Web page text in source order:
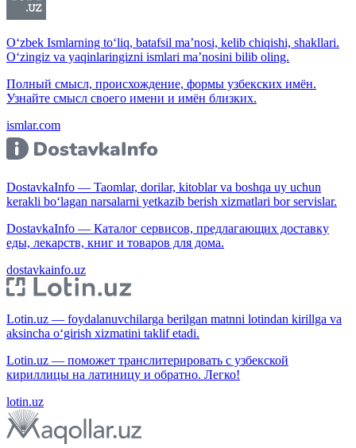
O‘zbek Ismlarning to‘liq, batafsil ma’nosi, kelib chiqishi, shakllari.
O‘zingiz va yaqinlaringizni ismlari ma’nosini bilib oling.
Полный смысл, происхождение, формы узбекских имён.
Узнайте смысл своего имени и имён близких.
ismlar.com
DostavkaInfo — Taomlar, dorilar, kitoblar va boshqa uy uchun
kerakli bo‘lagan narsalarni yetkazib berish xizmatlari bor servislar.
DostavkaInfo — Каталог сервисов, предлагающих доставку
еды, лекарств, книг и товаров для дома.
dostavkainfo.uz
Lotin.uz — foydalanuvchilarga berilgan matnni lotindan kirillga va
aksincha o‘girish xizmatini taklif etadi.
Lotin.uz — поможет транслитерировать с узбекской
кириллицы на латиницу и обратно. Легко!
lotin.uz